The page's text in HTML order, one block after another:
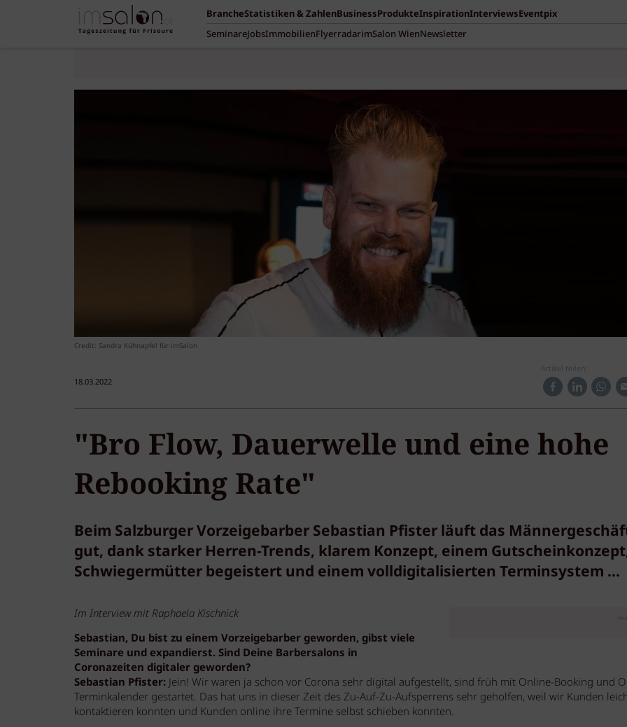
BrancheStatistiken & ZahlenBusinessProdukteInspirationInterviewsEventpix
SeminareJobsImmobilienFlyerradarimSalon WienNewsletter
Credit: Sandra Kühnapfel für imSalon
18.03.2022
Artikel teilen:
"Bro Flow, Dauerwelle und eine hohe
Rebooking Rate"
Beim Salzburger Vorzeigebarber Sebastian Pfister läuft das
gut, dank starker Herren-Trends, klarem Konzept, einem
Schwiegermütter begeistert und einem volldigitalisierten Terminsystem ...
Im Interview mit Raphaela Kischnick
Sebastian, Du bist zu einem Vorzeigebarber geworden, gibst viele
Seminare und expandierst. Sind Deine Barbersalons in
Coronazeiten digitaler geworden?
Sebastian Pfister: Jein! Wir waren ja schon vor Corona sehr digital aufgestellt, sind früh mit Online-Booking und
Terminkalender gestartet. Das hat uns in dieser Zeit des Zu-Auf-Zu-Aufsperrens sehr geholfen, weil wir Kunden
kontaktieren konnten und Kunden online ihre Termine selbst schieben konnten.